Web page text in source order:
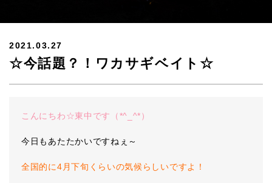
2021.03.27
☆今話題？！ワカサギベイト☆
こんにちわ☆東中です（*^_^*）
今日もあたたかいですねぇ～
全国的に4月下旬くらいの気候らしいですよ！